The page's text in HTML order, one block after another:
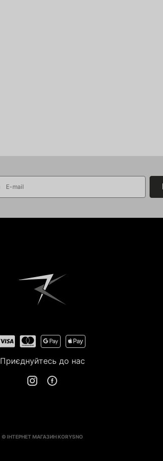
E-mail
Приєднуйтесь до нас
© ІНТЕРНЕТ МАГАЗИН KORYSNO